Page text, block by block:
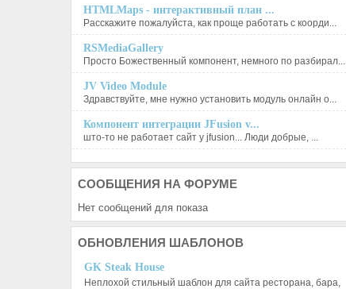
HTMLMaps - интерактивный план ...
Расскажите пожалуйста, как проще работать с коорди...
RSMediaGallery
Просто Божественный компонент, немного по разбирал...
JV Video Module
Здравствуйте, мне нужно установить модуль онлайн о...
Компонент интеграции JFusion v...
што-то не работает сайт у jfusion... Люди добрые, ...
СООБЩЕНИЯ НА ФОРУМЕ
Нет сообщений для показа
ОБНОВЛЕНИЯ ШАБЛОНОВ
GK Steak House
Неплохой стильный шаблон для сайта ресторана, бара,